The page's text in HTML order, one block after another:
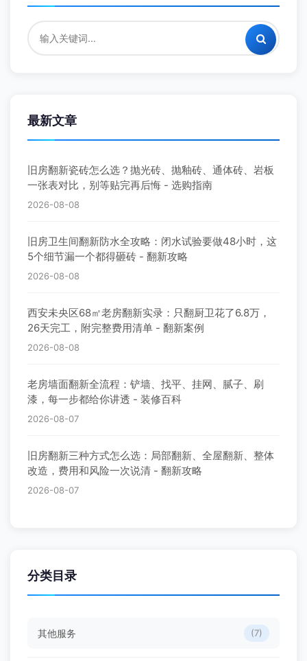
最新文章
旧房翻新瓷砖怎么选？抛光砖、抛釉砖、通体砖、岩板
一张表对比，别等贴完再后悔 - 选购指南
2026-08-08
旧房卫生间翻新防水全攻略：闭水试验要做48小时，这
5个细节漏一个都得砸砖 - 翻新攻略
2026-08-08
西安未央区68㎡老房翻新实录：只翻厨卫花了6.8万，
26天完工，附完整费用清单 - 翻新案例
2026-08-08
老房墙面翻新全流程：铲墙、找平、挂网、腻子、刷
漆，每一步都给你讲透 - 装修百科
2026-08-07
旧房翻新三种方式怎么选：局部翻新、全屋翻新、整体
改造，费用和风险一次说清 - 翻新攻略
2026-08-07
分类目录
其他服务 (7)